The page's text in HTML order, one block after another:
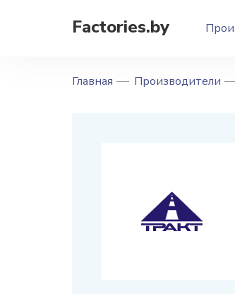
Factories.by
Главная Производители